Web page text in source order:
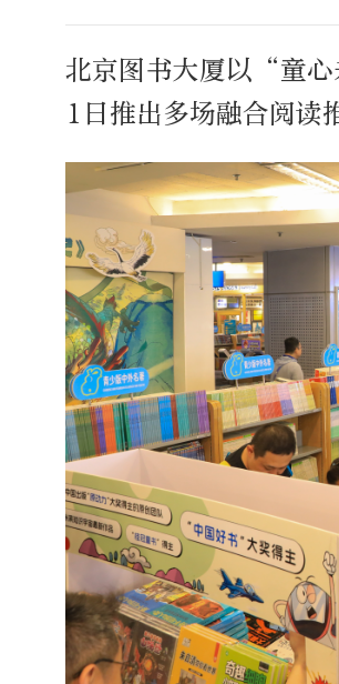
北京图书大厦以“童
1日推出多场融合阅读